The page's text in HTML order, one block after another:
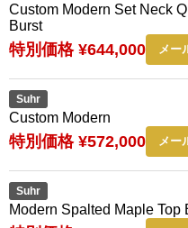
Custom Modern Set Neck
Burst
特別価格 ¥644,000 メー
Suhr
Custom Modern
特別価格 ¥572,000 メー
Suhr
Modern Spalted Maple Top